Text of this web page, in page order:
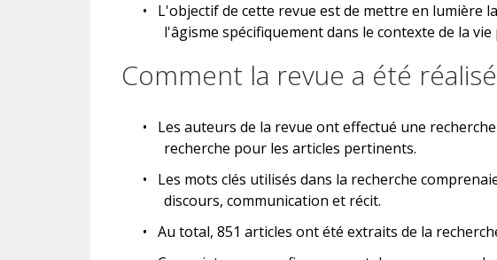
•
L'objectif de cette revue est de mettre en lumière
l'âgisme spécifiquement dans le contexte de la
Comment la revue a été
•
Les auteurs de la revue ont effectué une
recherche pour les articles pertinents.
•
Les mots clés utilisés dans la recherche
discours, communication et récit.
• Au total, 851 articles ont été extraits de la